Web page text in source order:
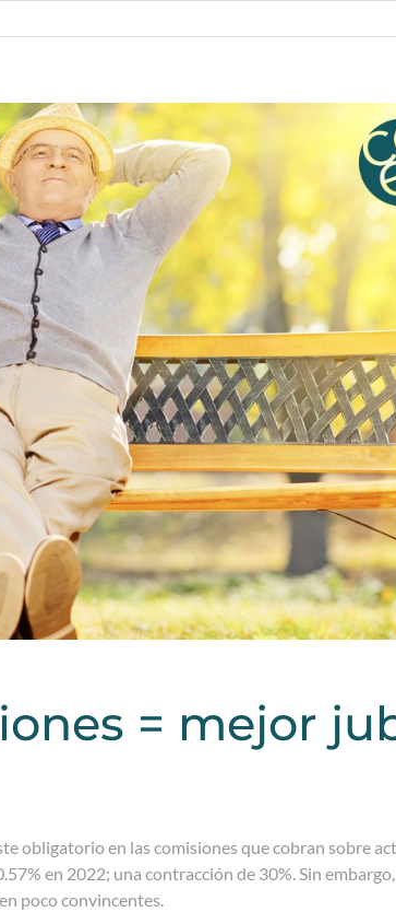
= mejor
obligatorio en las comisiones que cobran sobre
en 2022; una contracción de 30%. Sin
poco convincentes.